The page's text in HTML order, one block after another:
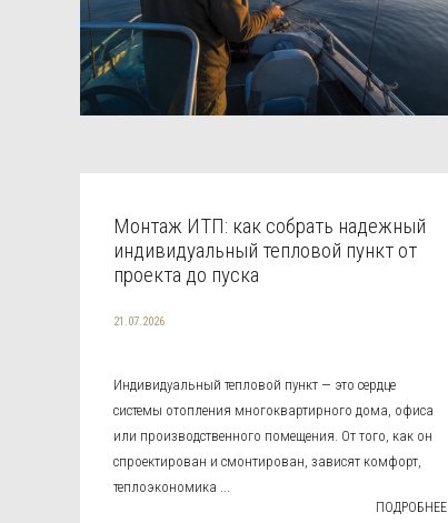
Монтаж ИТП: как собрать надежный
индивидуальный тепловой пункт от
проекта до пуска
21.07.2026
Индивидуальный тепловой пункт — это сердце
системы отопления многоквартирного дома, офиса
или производственного помещения. От того, как он
спроектирован и смонтирован, зависят комфорт,
теплоэкономика ...
ПОДРОБНЕЕ